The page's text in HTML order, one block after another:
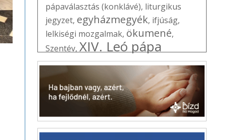
pápaválasztás (konklávé), liturgikus
jegyzet, egyházmegyék, ifjúság,
lelkiségi mozgalmak, ökumené,
Szentév, XIV. Leó pápa